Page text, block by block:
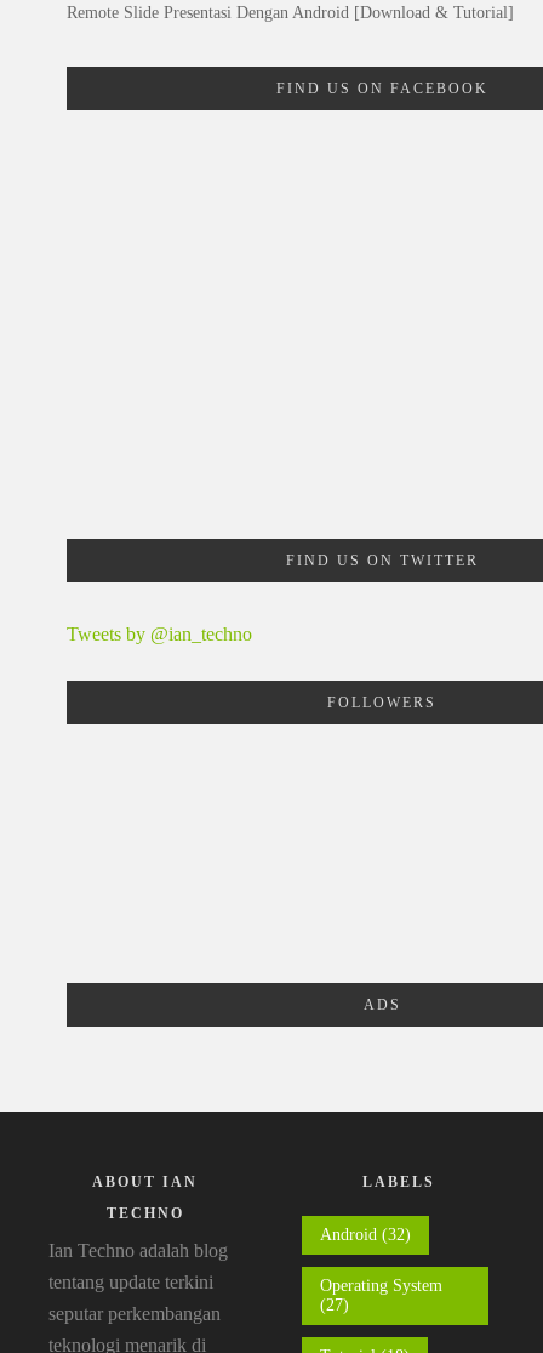
Remote Slide Presentasi Dengan Android [Download & Tutorial]
FIND US ON FACEBOOK
FIND US ON TWITTER
Tweets by @ian_techno
FOLLOWERS
ADS
ABOUT IAN
TECHNO
Ian Techno adalah blog
tentang update terkini
seputar perkembangan
teknologi menarik di
LABELS
Android (32)
Operating System
(27)